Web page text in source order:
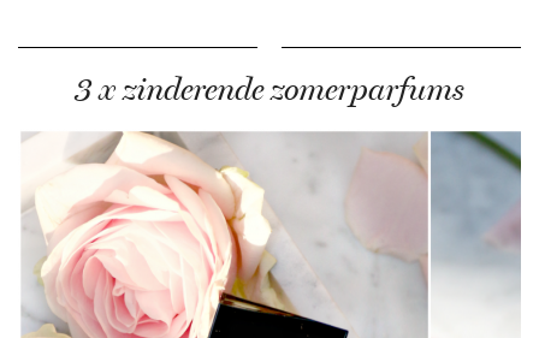
3 x zinderende zomerparfums